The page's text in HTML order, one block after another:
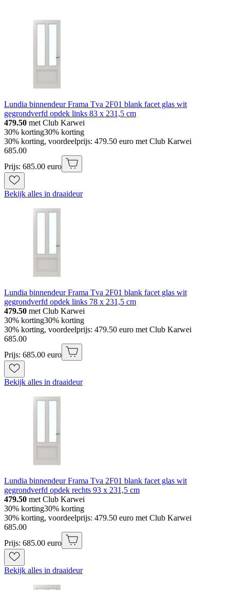
Lundia binnendeur Frama Tva 2F01 blank facet glas wit
gegrondverfd opdek links 83 x 231,5 cm
479.50 met Club Karwei
30% korting30% korting
30% korting, voordeelprijs: 479.50 euro met Club Karwei
685.00
Prijs: 685.00 euro
Bekijk alles in draaideur
Lundia binnendeur Frama Tva 2F01 blank facet glas wit
gegrondverfd opdek links 78 x 231,5 cm
479.50 met Club Karwei
30% korting30% korting
30% korting, voordeelprijs: 479.50 euro met Club Karwei
685.00
Prijs: 685.00 euro
Bekijk alles in draaideur
Lundia binnendeur Frama Tva 2F01 blank facet glas wit
gegrondverfd opdek rechts 93 x 231,5 cm
479.50 met Club Karwei
30% korting30% korting
30% korting, voordeelprijs: 479.50 euro met Club Karwei
685.00
Prijs: 685.00 euro
Bekijk alles in draaideur